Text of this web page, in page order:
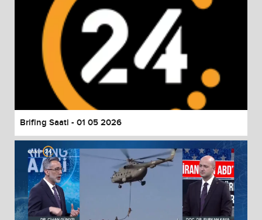
Brifing Saati - 01 05 2026